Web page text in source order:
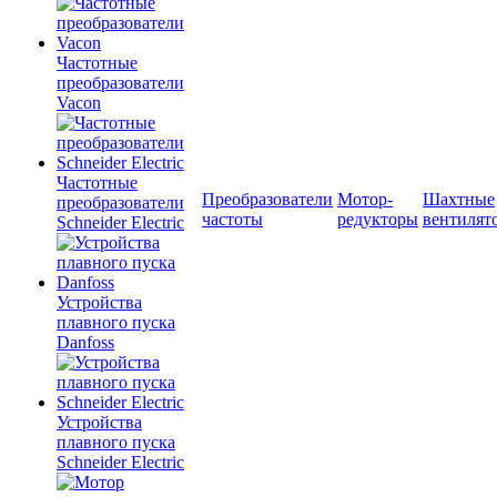
Частотные
преобразователи
Vacon
Частотные
преобразователи
Schneider Electric
Устройства
плавного пуска
Danfoss
Устройства
плавного пуска
Schneider Electric
Преобразователи
частоты
Мотор-
редукторы
Шахтные